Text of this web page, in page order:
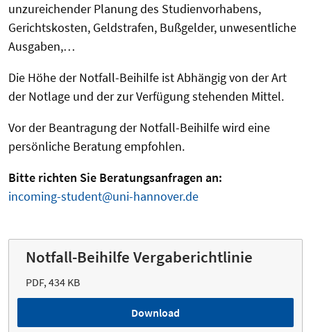
unzureichender Planung des Studienvorhabens,
Gerichtskosten, Geldstrafen, Bußgelder, unwesentliche
Ausgaben,…
Die Höhe der Notfall-Beihilfe ist Abhängig von der Art
der Notlage und der zur Verfügung stehenden Mittel.
Vor der Beantragung der Notfall-Beihilfe wird eine
persönliche Beratung empfohlen.
Bitte richten Sie Beratungsanfragen an:
incoming-student@uni-hannover.de
Notfall-Beihilfe Vergaberichtlinie
PDF, 434 KB
Download